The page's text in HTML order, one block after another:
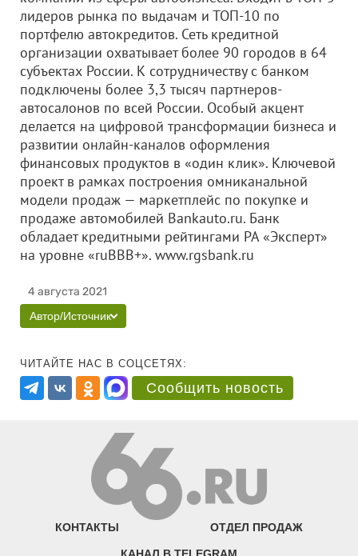
лидеров рынка по выдачам и ТОП-10 по
портфелю автокредитов. Сеть кредитной
организации охватывает более 90 городов в 64
субъектах России. К сотрудничеству с банком
подключены более 3,3 тысяч партнеров-
автосалонов по всей России. Особый акцент
делается на цифровой трансформации бизнеса и
развитии онлайн-каналов оформления
финансовых продуктов в «один клик». Ключевой
проект в рамках построения омниканальной
модели продаж — маркетплейс по покупке и
продаже автомобилей Bankauto.ru. Банк
обладает кредитными рейтингами РА «Эксперт»
на уровне «ruBBB+». www.rgsbank.ru
4 августа 2021
Автор/Источник
ЧИТАЙТЕ НАС В СОЦСЕТЯХ:
Сообщить новость
КОНТАКТЫ ОТДЕЛ ПРОДАЖ